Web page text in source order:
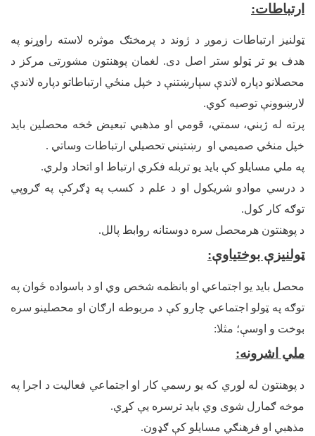
ارتباطات:
ټولنیز ارتباطات زموږ د ژوند د پرمختګ موثره لاسته راوړنو په
هدف یو تر ټولو ستر اصل دی. لغمان پوهنتون مشورتی مرکز د
محصلانو دپاره لاندې سپارښتنې د خپل منځي ارتباطاتو دپاره لاندې
لارښوونې توصیه کوي.
پرته له ژبني، سمتي، قومي او مذهبي تبعیض څخه محصلین باید
خپل منځي صمیمي او رښتیني تحصیلي ارتباطات وساتي .
په ملي مسایلو کې باید یو تربله فکري ارتباط او اتحاد ولري.
د درسي موادو شریکول او د علم د کسب په ډګرکې په ګروپي
توګه کار کول.
د پوهنتون هرمحصل سره دوستانه روابط پالل.
ټولنیزې بوختیاوې:
محصل باید یو اجتماعي او بانظمه شخص وي او د باسواده ځوان په
توګه په ټولو اجتماعي چارو کې د مربوطه ارګان او محصلینو سره
بوخت و اوسې؛ مثلا:
ملي اشرونه:
د پوهنتون له لوري که یو رسمي کار او اجتماعي فعالیت د اجرا په
موخه ګمارل شوی وي باید ترسره یې کړي.
مذهبي او فرهنګي مسایلو کې ګډون.